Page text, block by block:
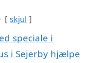
skjul
speciale i
i Sejerby hjælpe